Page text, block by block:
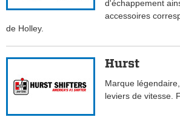
d'échappement
accessoires
de Holley.
Hurst
Marque
leviers de vitesse.